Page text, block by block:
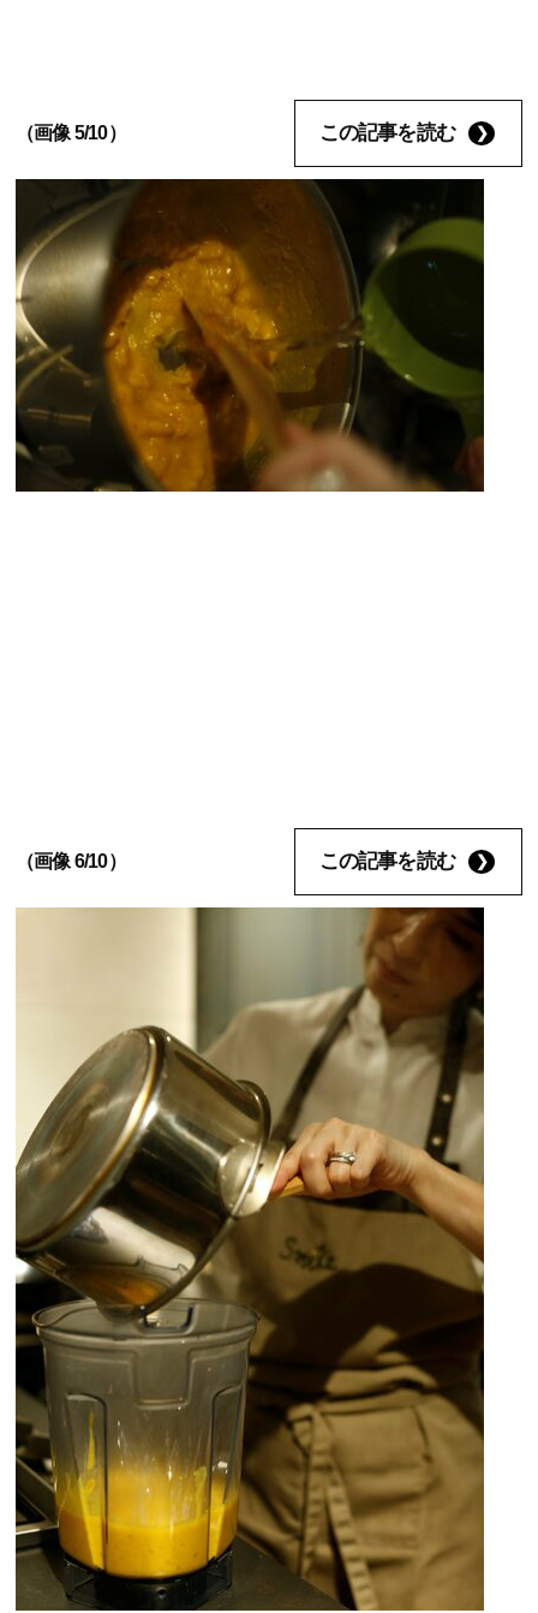
（画像 5/10） この記事を読む
（画像 6/10） この記事を読む